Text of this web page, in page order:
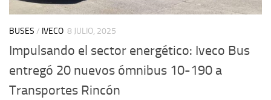
BUSES / IVECO 8 JULIO, 2025
Impulsando el sector energético: Iveco Bus
entregó 20 nuevos ómnibus 10-190 a
Transportes Rincón